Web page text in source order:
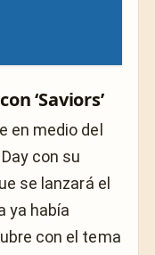
‘Saviors’
en medio del
con su
se lanzará el
ya había
con el tema